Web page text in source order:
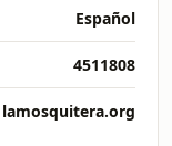
Español
4511808
lamosquitera.org